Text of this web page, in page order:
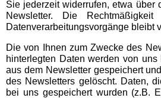
Sie jederzeit widerrufen, etwa über
Newsletter. Die
Datenverarbeitungsvorgänge bleibt
Die von Ihnen zum Zwecke des
hinterlegten Daten werden von
aus dem Newsletter gespeichert
des Newsletters gelöscht. Daten,
bei uns gespeichert wurden (z.B.